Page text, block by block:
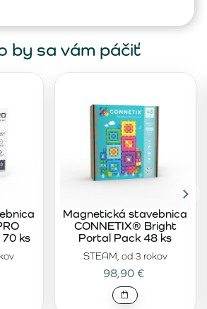
by sa vám páčiť
ks
STEAM, od 3 rokov
Magnetická stavebnica
CONNETIX® Bright
Portal Pack 48 ks
98,90 €